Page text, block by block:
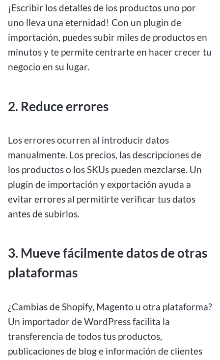
¡Escribir los detalles de los productos uno por
uno lleva una eternidad! Con un plugin de
importación, puedes subir miles de productos en
minutos y te permite centrarte en hacer crecer tu
negocio en su lugar.
2. Reduce errores
Los errores ocurren al introducir datos
manualmente. Los precios, las descripciones de
los productos o los SKUs pueden mezclarse. Un
plugin de importación y exportación ayuda a
evitar errores al permitirte verificar tus datos
antes de subirlos.
3. Mueve fácilmente datos de otras
plataformas
¿Cambias de Shopify, Magento u otra plataforma?
Un importador de WordPress facilita la
transferencia de todos tus productos,
publicaciones de blog e información de clientes